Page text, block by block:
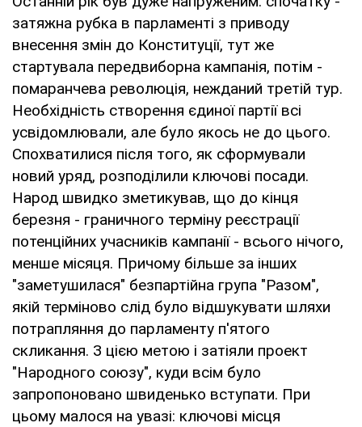
затяжна рубка в парламенті з приводу
внесення змін до Конституції, тут же
стартувала передвиборна кампанія, потім -
помаранчева революція, нежданий третій тур.
Необхідність створення єдиної партії всі
усвідомлювали, але було якось не до цього.
Спохватилися після того, як сформували
новий уряд, розподілили ключові посади.
Народ швидко зметикував, що до кінця
березня - граничного терміну реєстрації
потенційних учасників кампанії - всього нічого,
менше місяця. Причому більше за інших
"заметушилася" безпартійна група "Разом",
якій терміново слід було відшукувати шляхи
потрапляння до парламенту п'ятого
скликання. З цією метою і затіяли проект
"Народного союзу", куди всім було
запропоновано швиденько вступати. При
цьому малося на увазі: ключові місця